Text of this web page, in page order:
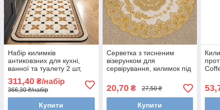
Набір килимків
антиковзних для кухні,
ванної та туалету 2 шт,
заокруглені кути, №4
311,40 ₴/набір
366,30 ₴/набір
Купити
Серветка з тисненим
візерунком для
сервірування, килимок під
20,70₴ 27,50 ₴
Купити